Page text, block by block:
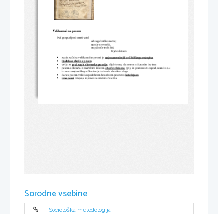
Velikonočna pesem
Naš gospud je od smrti vstal
od nega bridke martre;
nam je se veseliti,
on pa hoče trošti biti.
Kyrie eleison
 zapis začetka velikonočne pesmi je najznamenitejši del Stiškega rokopisa

ljudska nabožna pesem

velja za prvi zapis slovenske poezije, kljub temu, da pesem ni izrazito izvirna

pesem se konča z značilnim klicem »Kyrie eleison« (gr.), ki pomeni »Gospod, usmili se.«
in za srednjeveškega človeka je to imelo slavilno vlogo

danes po tem vzkliku podobnim besedilom pravimo kirielejson

tema pesmi: vstajenje in pomen za odrešitev človeštva
Sorodne vsebine
Sociološka metodologija